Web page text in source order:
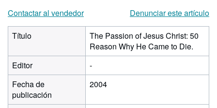
Contactar al vendedor
Denunciar este artículo
Título
The Passion of Jesus Christ: 50
Reason Why He Came to Die.
Editor
-
Fecha de
publicación
2004